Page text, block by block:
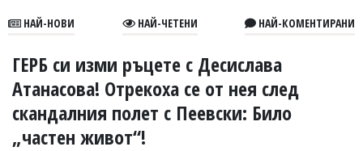
В
УКРАЙНА
СПОРТ
РАЗСЛЕДВАНЕ
НАЙ-НОВИ НАЙ-ЧЕТЕНИ НАЙ-КОМЕНТИРАНИ
ГЕРБ си изми ръцете с Десислава
Атанасова! Отрекоха се от нея след
скандалния полет с Пеевски: Било
„частен живот“!